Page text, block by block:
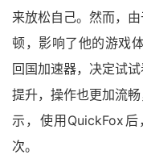
来放松自己。然而，
顿，影响了他的游戏
回国加速器，决定试
提升，操作也更加流
示，使用QuickFox
次。